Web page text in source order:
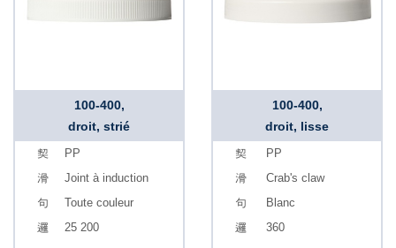
100-400,
droit, strié
PP
Joint à induction
Toute couleur
25 200
100-400,
droit, lisse
PP
Crab's claw
Blanc
360